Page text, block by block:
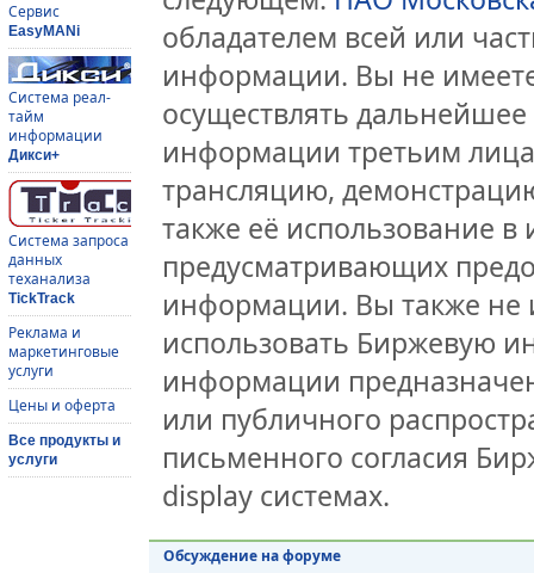
Сервис
EasyMANi
Система реал-
тайм
информации
Дикси+
Система запроса
данных
теханализа
TickTrack
Реклама и
маркетинговые
услуги
Цены и оферта
Все продукты и
услуги
обладателем всей или
информации. Вы не
осуществлять
информации третьим
трансляцию,
также её использование
предусматривающих
информации. Вы также не
использовать Биржевую
информации
или публичного
письменного согласия
display системах.
Обсуждение на форуме